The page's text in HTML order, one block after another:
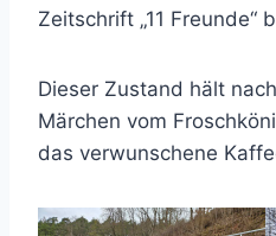
Zeitschrift „11 Freunde“
Dieser Zustand hält
Märchen vom
das verwunschene